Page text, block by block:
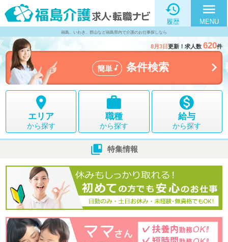

履歴
menu
MENU
福島、いわき、郡山など福島県内で介護のお仕事探しなら
8月3日更新！求人数 620件
簡単  条件検索 

エリア
から探す

職種
から探す

給与
から探す
 特集情報